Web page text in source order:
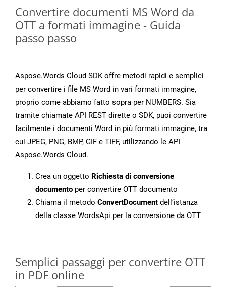
Convertire documenti MS Word da
OTT a formati immagine - Guida
passo passo
Aspose.Words Cloud SDK offre metodi rapidi e semplici
per convertire i file MS Word in vari formati immagine,
proprio come abbiamo fatto sopra per NUMBERS. Sia
tramite chiamate API REST dirette o SDK, puoi convertire
facilmente i documenti Word in più formati immagine, tra
cui JPEG, PNG, BMP, GIF e TIFF, utilizzando le API
Aspose.Words Cloud.
Crea un oggetto Richiesta di conversione
documento per convertire OTT documento
Chiama il metodo ConvertDocument dell’istanza
della classe WordsApi per la conversione da OTT
Semplici passaggi per convertire OTT
in PDF online